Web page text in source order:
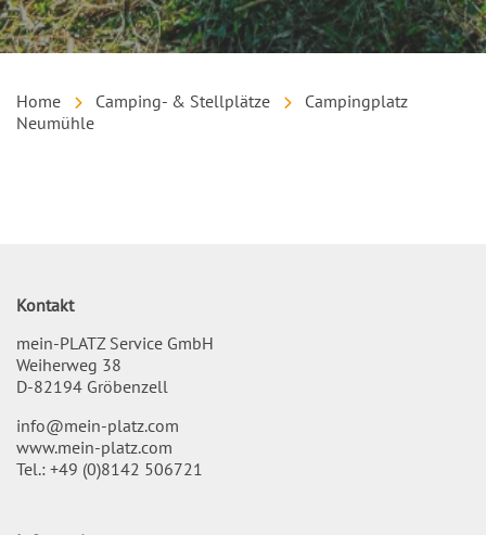
Home Camping- & Stellplätze
Campingplatz
Neumühle
Kontakt
mein-PLATZ Service GmbH
Weiherweg 38
D-82194 Gröbenzell
info@mein-platz.com
www.mein-platz.com
Tel.: +49 (0)8142 506721